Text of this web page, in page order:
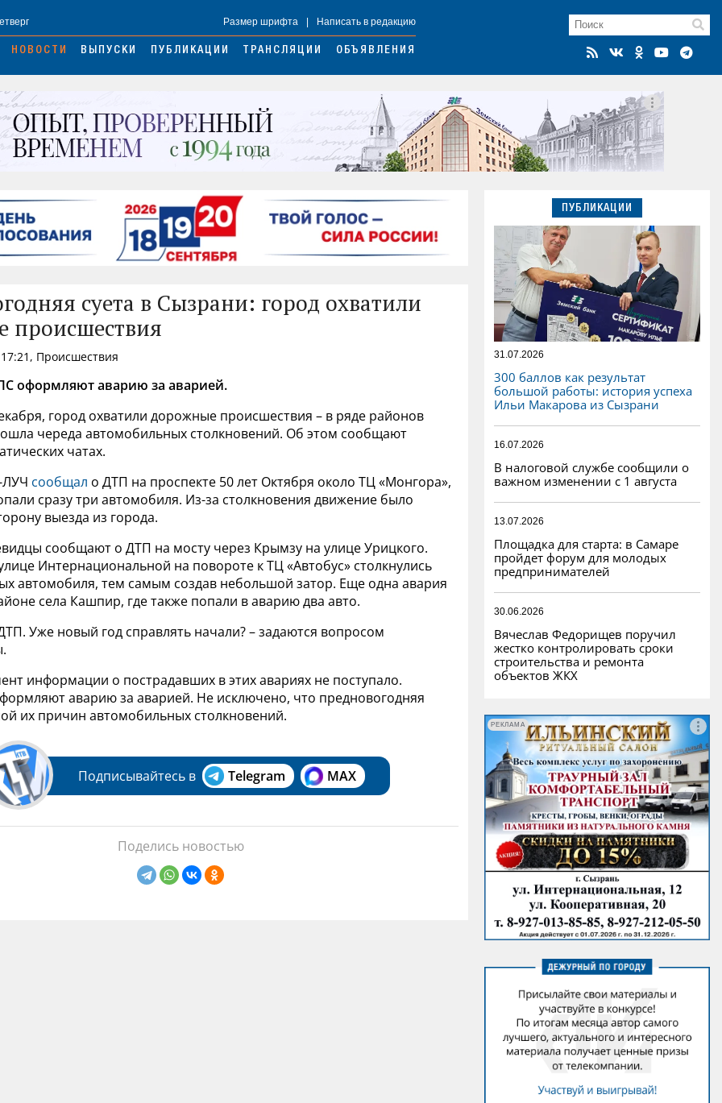
Размер шрифта Написать в редакцию
НОВОСТИ ВЫПУСКИ ПУБЛИКАЦИИ ТРАНСЛЯЦИИ ОБЪЯВЛЕНИЯ
суета в Сызрани: город охватили
происшествия
Происшествия
оформляют аварию за аварией.
город охватили дорожные происшествия – в ряде районов
череда автомобильных столкновений. Об этом сообщают
чатах.
ЛУЧ сообщал о ДТП на проспекте 50 лет Октября около ТЦ «Монгора»,
сразу три автомобиля. Из-за столкновения движение было
выезда из города.
сообщают о ДТП на мосту через Крымзу на улице Урицкого.
Интернациональной на повороте к ТЦ «Автобус» столкнулись
автомобиля, тем самым создав небольшой затор. Еще одна авария
села Кашпир, где также попали в аварию два авто.
Уже новый год справлять начали? – задаются вопросом
информации о пострадавших в этих авариях не поступало.
аварию за аварией. Не исключено, что предновогодняя
их причин автомобильных столкновений.
Подписывайтесь в Telegram MAX
Поделись новостью
ПУБЛИКАЦИИ
31.07.2026
300 баллов как результат
большой работы: история успеха
Ильи Макарова из Сызрани
16.07.2026
В налоговой службе сообщили о
важном изменении с 1 августа
13.07.2026
Площадка для старта: в Самаре
пройдет форум для молодых
предпринимателей
30.06.2026
Вячеслав Федорищев поручил
жестко контролировать сроки
строительства и ремонта
объектов ЖКХ
РЕКЛАМА